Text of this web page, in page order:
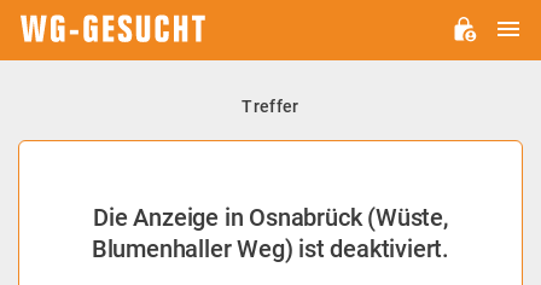
Treffer
Die Anzeige in Osnabrück (Wüste,
Blumenhaller Weg) ist deaktiviert.